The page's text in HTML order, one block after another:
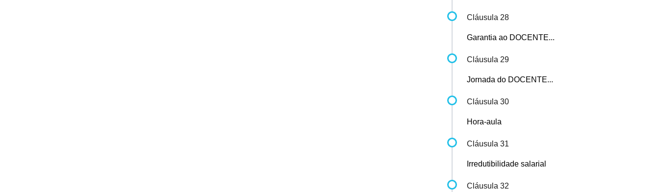
Cláusula 28
Garantia ao DOCENTE...
Cláusula 29
Jornada do DOCENTE...
Cláusula 30
Hora-aula
Cláusula 31
Irredutibilidade salarial
Cláusula 32